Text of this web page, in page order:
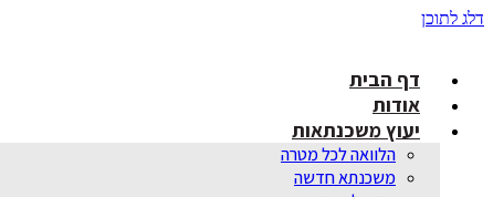
דלג לתוכן
דף הבית
אודות
יעוץ משכנתאות
הלוואה לכל מטרה
משכנתא חדשה